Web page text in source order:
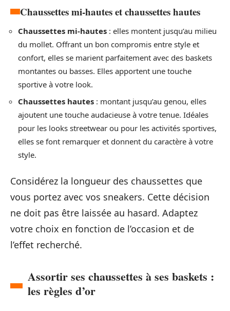
Chaussettes mi-hautes et chaussettes hautes
Chaussettes mi-hautes : elles montent jusqu’au milieu
du mollet. Offrant un bon compromis entre style et
confort, elles se marient parfaitement avec des baskets
montantes ou basses. Elles apportent une touche
sportive à votre look.
Chaussettes hautes : montant jusqu’au genou, elles
ajoutent une touche audacieuse à votre tenue. Idéales
pour les looks streetwear ou pour les activités sportives,
elles se font remarquer et donnent du caractère à votre
style.
Considérez la longueur des chaussettes que
vous portez avec vos sneakers. Cette décision
ne doit pas être laissée au hasard. Adaptez
votre choix en fonction de l’occasion et de
l’effet recherché.
Assortir ses chaussettes à ses baskets :
les règles d’or